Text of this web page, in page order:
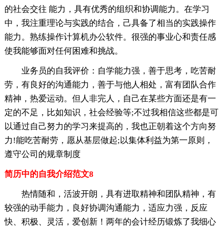
的社会交往 能力，具有优秀的组织和协调能力。在学习
中，我注重理论与实践的结合，己具备了相当的实践操作
能力。熟练操作计算机办公软件。很强的事业心和责任感
使我能够面对任何困难和挑战。
业务员的自我评价：自学能力强，善于思考，吃苦耐
劳，有良好的沟通能力，善于与他人相处，富有团队合作
精神，热爱运动。但人非完人，自己在某些方面还是有一
定的不足，比如知识，社会经验等;不过我相信这些都是可
以通过自己努力的学习来提高的，我也正朝着这个方向努
力!能吃苦耐劳，愿从基层做起;以集体利益为第一原则，
遵守公司的规章制度
简历中的自我介绍范文8
热情随和，活波开朗，具有进取精神和团队精神，有
较强的动手能力，良好协调沟通能力，适应力强，反应
快、积极、灵活，爱创新！两年的会计经历锻炼了我细心